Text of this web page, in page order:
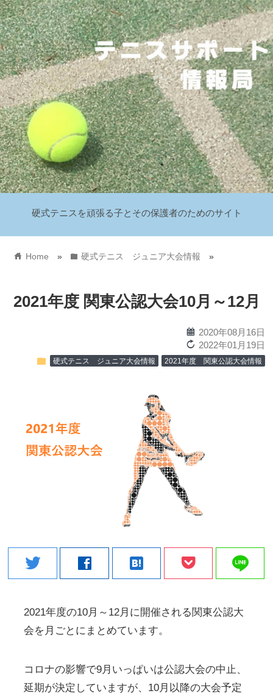
硬式テニスを頑張る子とその保護者のためのサイト
home Home » folder硬式テニス ジュニア大会情報 »
2021年度 関東公認大会10月～12月
calendar 2020年08月16日
reload 2022年01月19日
folder 硬式テニス ジュニア大会情報 2021年度 関東公認大会情報
twitter facebook hatenabookmark line
2021年度の10月～12月に開催される関東公認大
会を月ごとにまとめています。
コロナの影響で9月いっぱいは公認大会の中止、
延期が決定していますが、10月以降の大会予定